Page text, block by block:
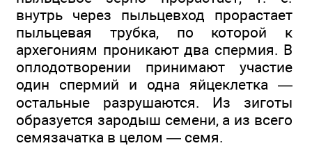
внутрь через пыльцевход прорастает
пыльцевая трубка, по которой к
архегониям проникают два спермия. В
оплодотворении принимают участие
один спермий и одна яйцеклетка —
остальные разрушаются. Из зиготы
образуется зародыш семени, а из всего
семязачатка в целом — семя.